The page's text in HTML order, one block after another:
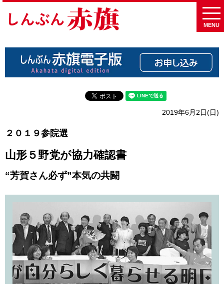
MENU
2019年6月2日(日)
２０１９参院選
山形５野党が協力確認書
“芳賀さん必ず”本気の共闘